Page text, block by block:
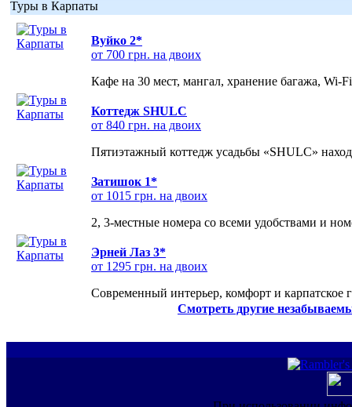
Туры в Карпаты
Вуйко 2*
от 700 грн. на двоих
Кафе на 30 мест, мангал, хранение багажа, Wi-
Коттедж SHULC
от 840 грн. на двоих
Пятиэтажный коттедж усадьбы «SHULC»
Затишок 1*
от 1015 грн. на двоих
2, 3-местные номера со всеми удобствами и
Эрней Лаз 3*
от 1295 грн. на двоих
Современный интерьер, комфорт и карпатское
Смотреть другие